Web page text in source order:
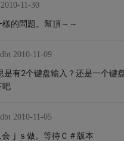
2010-11-30
樣的問題。幫頂～～
2010-11-09
是有2个键盘输入？还是一个键
吧
2010-11-05
ｊｓ做。等待Ｃ＃版本